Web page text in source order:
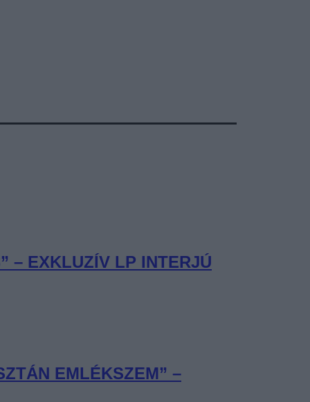
– EXKLUZÍV LP INTERJÚ
EMLÉKSZEM” –